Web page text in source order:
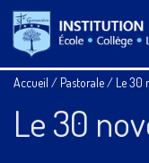
Accueil / Pastorale/ Le 30
Le 30